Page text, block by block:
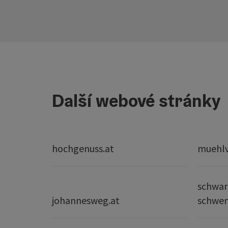
Další webové stránky
hochgenuss.at
johannesweg.at